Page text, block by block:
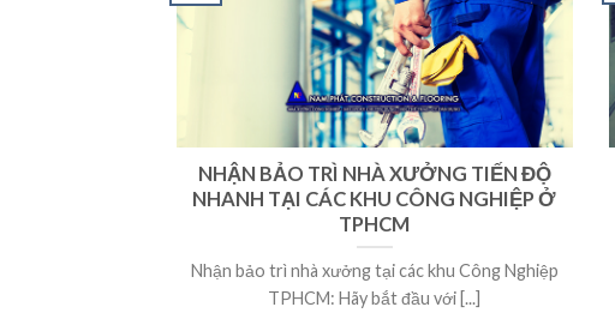
NHẬN BẢO TRÌ NHÀ XƯỞNG TIẾN ĐỘ
NHANH TẠI CÁC KHU CÔNG NGHIỆP Ở
TPHCM
Nhận bảo trì nhà xưởng tại các khu Công Nghiệp
TPHCM: Hãy bắt đầu với [...]